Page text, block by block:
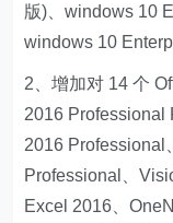
版)、windows 10
windows 10
2、增加对 14 个
2016 Professional
2016 Professional
Professional、
Excel 2016、